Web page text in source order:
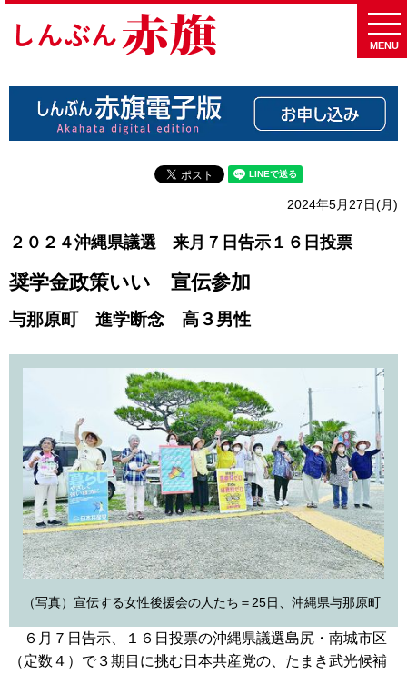
MENU
2024年5月27日(月)
２０２４沖縄県議選 来月７日告示１６日投票
奨学金政策いい 宣伝参加
与那原町 進学断念 高３男性
（写真）宣伝する女性後援会の人たち＝25日、沖縄県与那原町
６月７日告示、１６日投票の沖縄県議選島尻・南城市区
（定数４）で３期目に挑む日本共産党の、たまき武光候補